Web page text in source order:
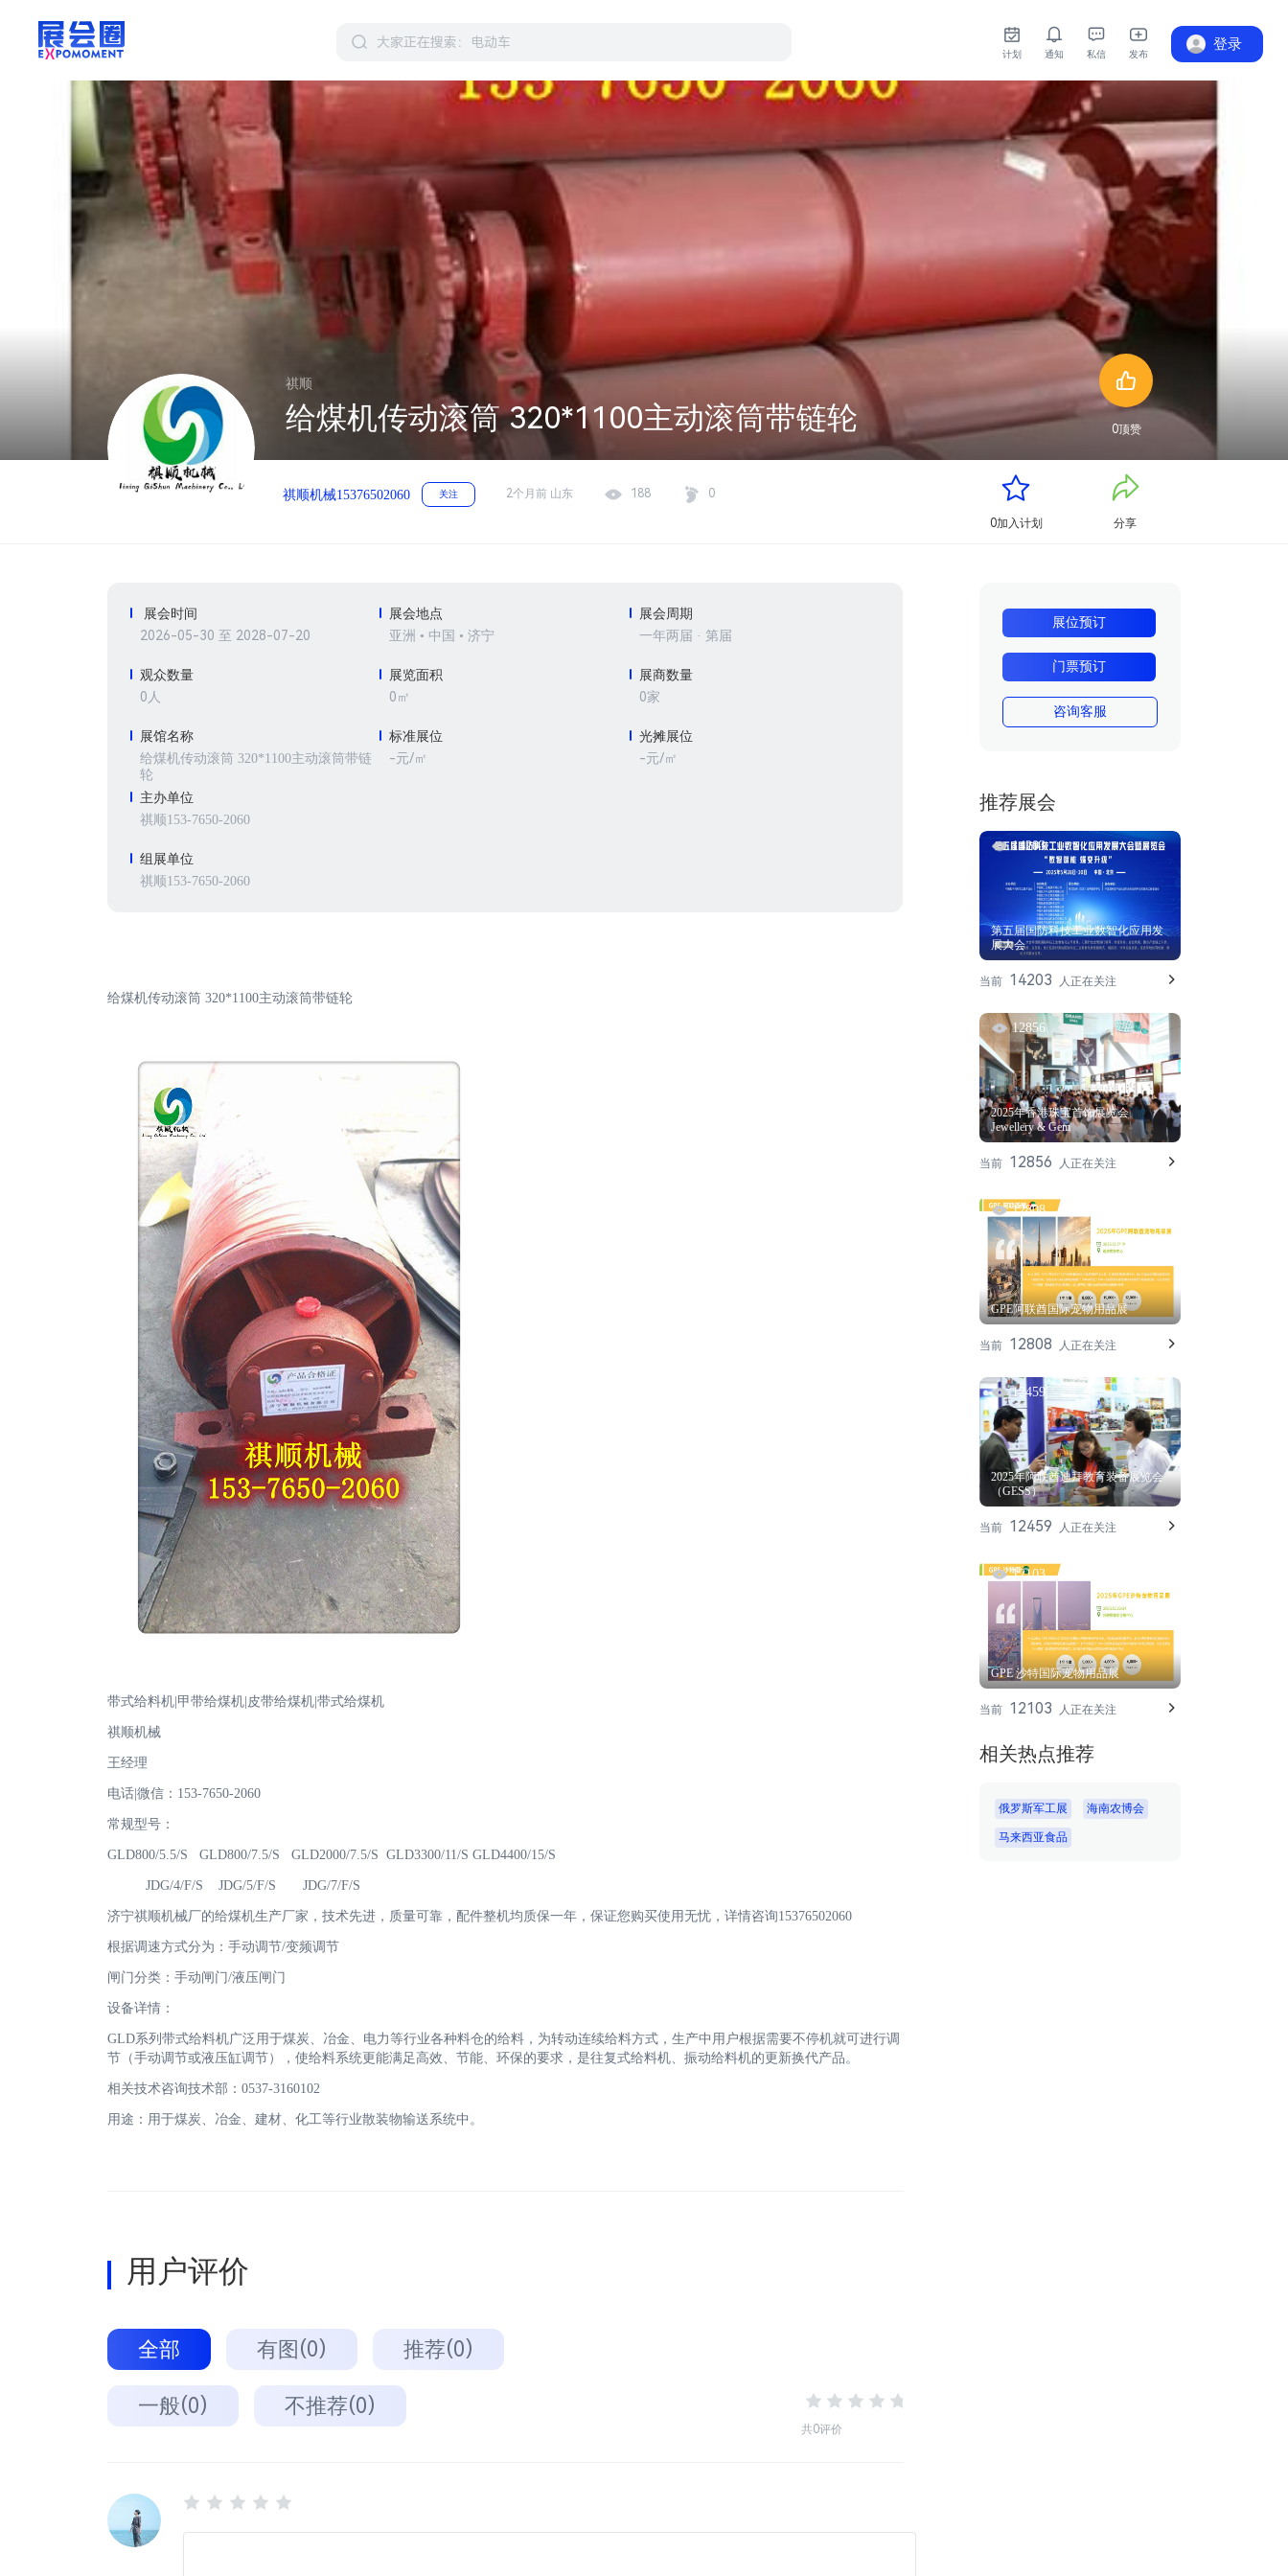
计划 通知 私信 发布
登录
祺顺
给煤机传动滚筒 320*1100主动滚筒带链轮 0顶赞
祺顺机械15376502060 关注 2个月前 山东 188 0
0加入计划 分享
展会时间
2026-05-30 至 2028-07-20
展会地点
亚洲 • 中国 • 济宁
展会周期
一年两届 · 第届
观众数量
0人
展览面积
0㎡
展商数量
0家
展馆名称
给煤机传动滚筒 320*1100主动滚筒带链
轮
标准展位
-元/㎡
光摊展位
-元/㎡
主办单位
祺顺153-7650-2060
组展单位
祺顺153-7650-2060
给煤机传动滚筒 320*1100主动滚筒带链轮
带式给料机|甲带给煤机|皮带给煤机|带式给煤机
祺顺机械
王经理
电话|微信：153-7650-2060
常规型号：
GLD800/5.5/S GLD800/7.5/S GLD2000/7.5/S GLD3300/11/S GLD4400/15/S
JDG/4/F/S JDG/5/F/S JDG/7/F/S
济宁祺顺机械厂的给煤机生产厂家，技术先进，质量可靠，配件整机均质保一年，保证您购买使用无忧，详情咨询15376502060
根据调速方式分为：手动调节/变频调节
闸门分类：手动闸门/液压闸门
设备详情：
GLD系列带式给料机广泛用于煤炭、冶金、电力等行业各种料仓的给料，为转动连续给料方式，生产中用户根据需要不停机就可进行调
节（手动调节或液压缸调节），使给料系统更能满足高效、节能、环保的要求，是往复式给料机、振动给料机的更新换代产品。
相关技术咨询技术部：0537-3160102
用途：用于煤炭、冶金、建材、化工等行业散装物输送系统中。
用户评价
全部 有图(0) 推荐(0)
一般(0) 不推荐(0)
共0评价
展位预订
门票预订
咨询客服
推荐展会
14203
第五届国防科技工业数智化应用发
展大会
当前 14203 人正在关注
12856
2025年香港珠宝首饰展览会
Jewellery & Gem
当前 12856 人正在关注
12808
GPE阿联酋国际宠物用品展
当前 12808 人正在关注
12459
2025年阿联酋迪拜教育装备展览会
（GESS）
当前 12459 人正在关注
12103
GPE 沙特国际宠物用品展
当前 12103 人正在关注
相关热点推荐
俄罗斯军工展 海南农博会
马来西亚食品